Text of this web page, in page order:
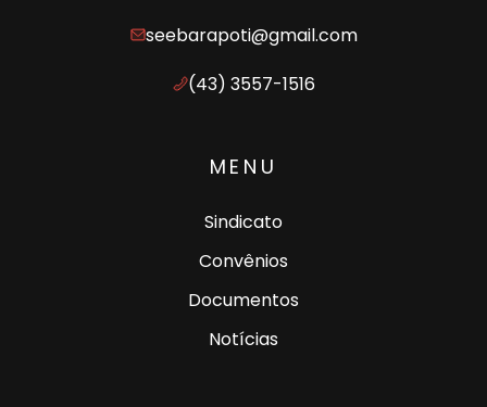
seebarapoti@gmail.com
(43) 3557-1516
MENU
Sindicato
Convênios
Documentos
Notícias